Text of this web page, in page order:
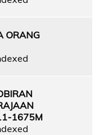
ORANG
1675M